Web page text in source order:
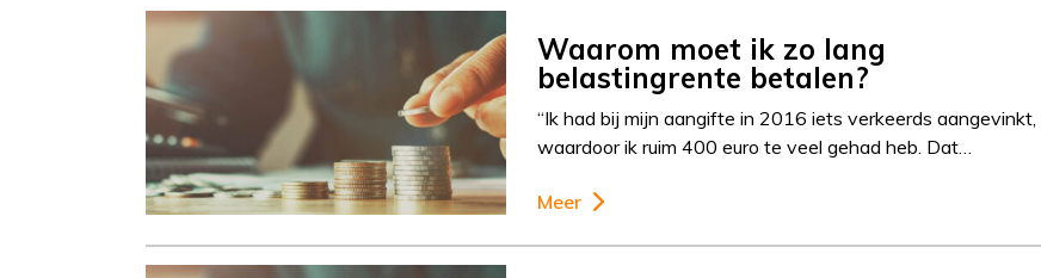
Waarom moet ik zo lang
belastingrente betalen?
“Ik had bij mijn aangifte in 2016 iets verkeerds aangevinkt,
waardoor ik ruim 400 euro te veel gehad heb. Dat…
Meer